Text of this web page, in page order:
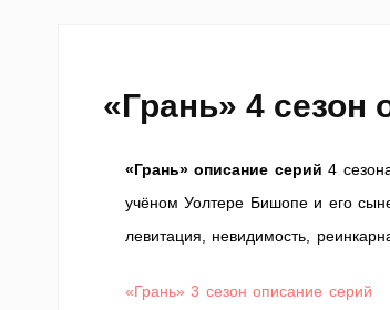
«Грань» 4 сезон
«Грань» описание серий 4
учёном Уолтере Бишопе и его
левитация, невидимость,
«Грань» 3 сезон описание серий